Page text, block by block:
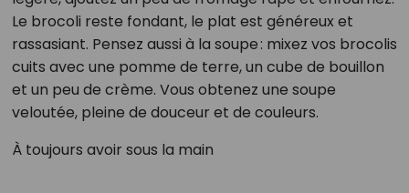
Le brocoli reste fondant, le plat est généreux et
rassasiant. Pensez aussi à la soupe : mixez vos brocolis
cuits avec une pomme de terre, un cube de bouillon
et un peu de crème. Vous obtenez une soupe
veloutée, pleine de douceur et de couleurs.
À toujours avoir sous la main